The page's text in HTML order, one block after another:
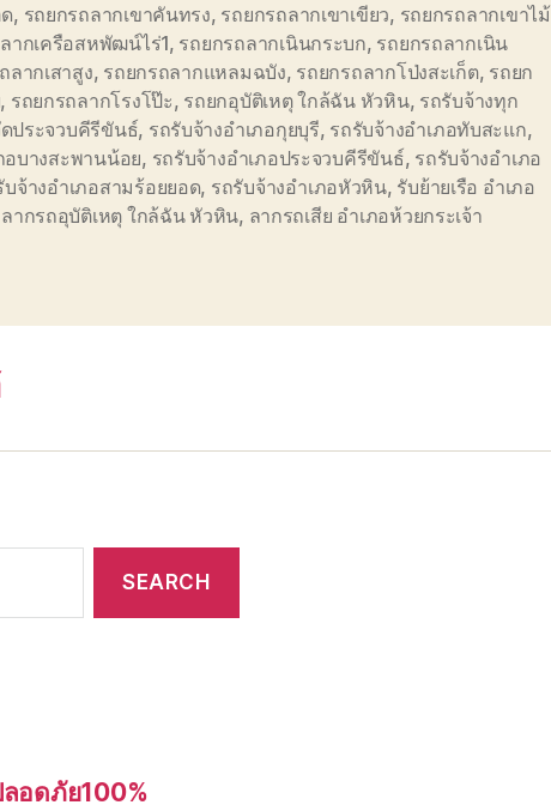
, รถยกรถลากเขาคันทรง, รถยกรถลากเขาเขียว, รถยกรถลากเขาไม้
ากเครือสหพัฒน์ไร่1, รถยกรถลากเนินกระบก, รถยกรถลากเนิน
ลากเสาสูง, รถยกรถลากแหลมฉบัง, รถยกรถลากโป่งสะเก็ต, รถยก
, รถยกรถลากโรงโป๊ะ, รถยกอุบัติเหตุ ใกล้ฉัน หัวหิน, รถรับจ้างทุก
ประจวบคีรีขันธ์, รถรับจ้างอำเภอกุยบุรี, รถรับจ้างอำเภอทับสะแก,
อบางสะพานน้อย, รถรับจ้างอำเภอประจวบคีรีขันธ์, รถรับจ้างอำเภอ
บจ้างอำเภอสามร้อยยอด, รถรับจ้างอำเภอหัวหิน, รับย้ายเรือ อำเภอ
ลากรถอุบัติเหตุ ใกล้ฉัน หัวหิน, ลากรถเสีย อำเภอห้วยกระเจ้า
อดภัย100%